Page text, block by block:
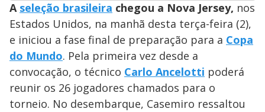
A seleção brasileira chegou a Nova Jersey, nos
Estados Unidos, na manhã desta terça-feira (2),
e iniciou a fase final de preparação para a Copa
do Mundo. Pela primeira vez desde a
convocação, o técnico Carlo Ancelotti poderá
reunir os 26 jogadores chamados para o
torneio. No desembarque, Casemiro ressaltou